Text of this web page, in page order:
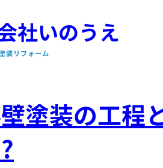
社いのうえ
装リフォーム
塗装の工程